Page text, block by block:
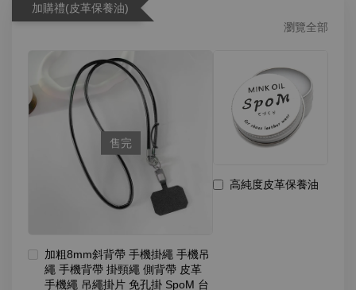
加購禮(皮革保養油)
瀏覽全部
售完
加粗8mm斜背帶 手機掛繩 手機吊
繩 手機背帶 掛頸繩 側背帶 皮革
手機繩 吊繩掛片 免孔掛 SpoM 台
高純度皮革保養油